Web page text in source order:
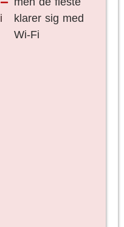
klarer sig med
Wi-Fi